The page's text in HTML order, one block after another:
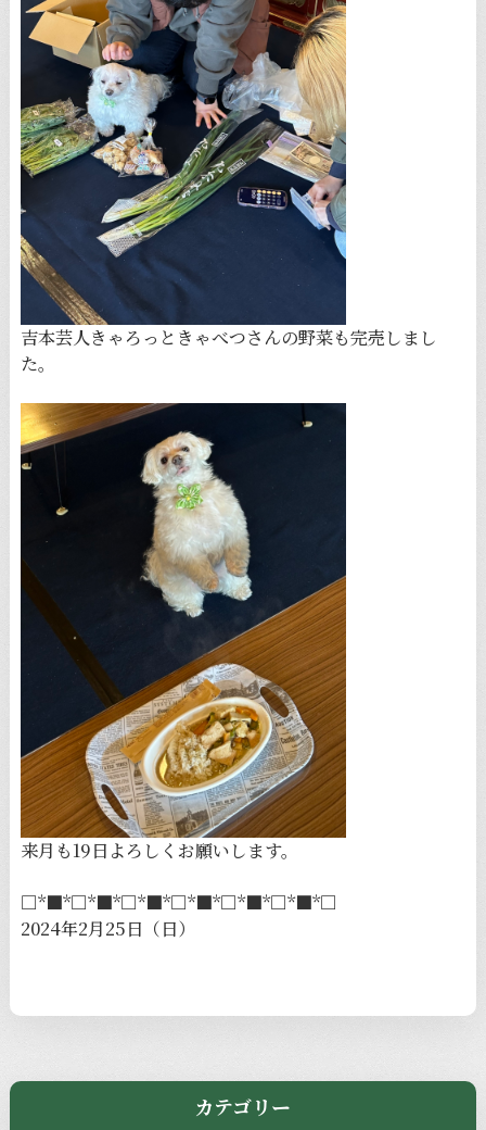
吉本芸人きゃろっときゃべつさんの野菜も完売しまし
た。
来月も19日よろしくお願いします。
□*■*□*■*□*■*□*■*□*■*□*■*□
2024年2月25日（日）
カテゴリー